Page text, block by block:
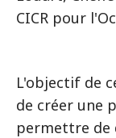
CICR pour
L'objectif de
de créer une
permettre de